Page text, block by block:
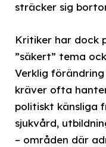
sträcker sig
Kritiker har dock
”säkert” tema
Verklig
kräver ofta
politiskt känsliga
sjukvård,
– områden där